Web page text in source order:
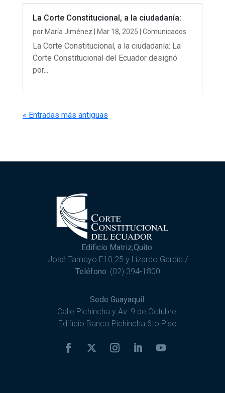
La Corte Constitucional, a la ciudadanía:
por María Jiménez Mar 18, 2025 Comunicados
La Corte Constitucional, a la ciudadanía: La
Corte Constitucional del Ecuador designó
por...
« Entradas más antiguas
Edificio Matriz,Quito:
José Tamayo E10 25 y Lizardo García /
Teléfono: (02) 394-1800
Sede Guayaquil:
Calle Pichincha y Av. 9 de Octubre.
Edificio Banco Pichincha 6to Piso